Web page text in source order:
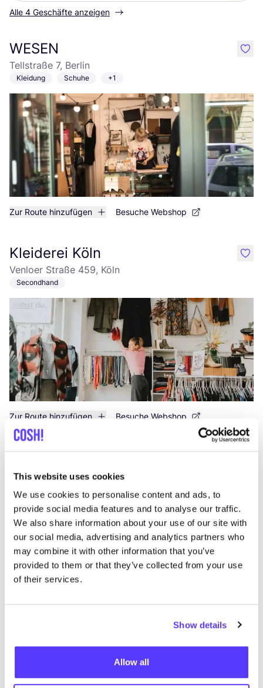
This website uses cookies
We use cookies to personalise content and ads, to
provide social media features and to analyse our traffic.
We also share information about your use of our site with
our social media, advertising and analytics partners who
may combine it with other information that you’ve
provided to them or that they’ve collected from your use
of their services.
Show details
Allow all
Alle 4 Geschäfte anzeigen
WESEN
Tellstraße 7, Berlin
Kleidung Schuhe +1
Zur Route hinzufügen Besuche Webshop
like
Kleiderei Köln
Venloer Straße 459, Köln
Secondhand
Zur Route hinzufügen Besuche Webshop
like
Kleiderei Berlin
Oranienstraße 44, Berlin
Besuche Webshop
format favourites
Karl-Kunger-Straße 19, Berlin